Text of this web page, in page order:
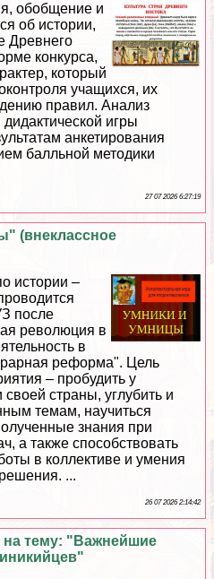
обобщение и
об истории,
Древнего
конкурса,
который
учащихся, их
правил. Анализ
игры
анкетирования
балльной методики
27 07 2026 6:27:19
(внеклассное
истории –
после
революция в
в
реформа". Цель
– пробудить у
своей страны, углубить и
темам, научиться
знания при
а также способствовать
в коллективе и умения
...
26 07 2026 2:14:42
на тему: "Важнейшие